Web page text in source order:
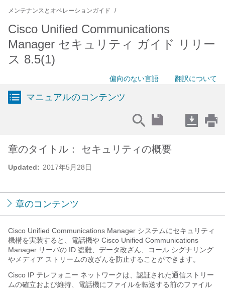
メンテナンスとオペレーションガイド
Cisco Unified Communications
Manager セキュリティ ガイド リリー
ス 8.5(1)
偏向のない言語 翻訳について
マニュアルのコンテンツ
Updated: 2017年5月28日
章のタイトル： セキュリティの概要
章のコンテンツ
Cisco Unified Communications Manager システムにセキュリティ
機構を実装すると、電話機や Cisco Unified Communications
Manager サーバの ID 盗難、データ改ざん、コール シグナリング
やメディア ストリームの改ざんを防止することができます。
Cisco IP テレフォニー ネットワークは、認証された通信ストリー
ムの確立および維持、電話機にファイルを転送する前のファイル